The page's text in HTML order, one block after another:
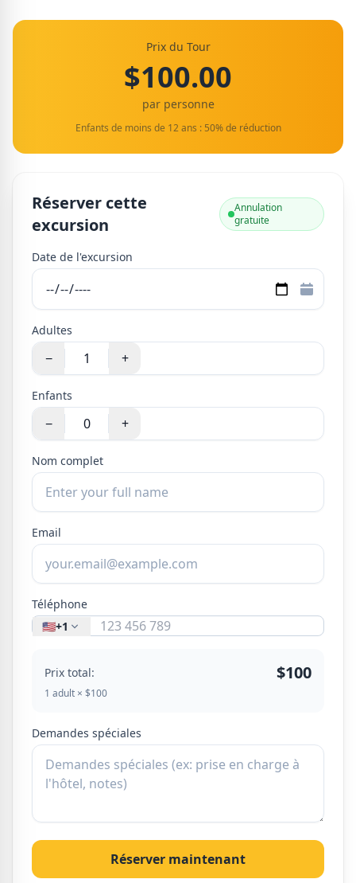
Prix du Tour
$100.00
par personne
Enfants de moins de 12 ans : 50% de réduction
Réserver cette
excursion
Annulation
gratuite
Date de l'excursion
Adultes
− +
Enfants
− +
Nom complet
Email
Téléphone
🇺🇸+1
Prix total: $100
1 adult × $100
Demandes spéciales
Réserver maintenant